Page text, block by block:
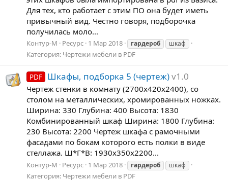
Для тех, кто работает с этим ПО она будет иметь
привычный вид. Честно говоря, подборочка
получилась моло...
Контур-М Ресурс 1 Мар 2018 гардероб шкаф
Категория: Чертежи мебели в PDF
PDF Шкафы, подборка 5 (чертеж)v1.0
Чертеж стенки в комнату (2700x420x2400), со
столом на металлических, хромированных ножках.
Ширина: 330 Глубина: 400 Высота: 1830
Комбинированный шкаф Ширина: 1800 Глубина:
230 Высота: 2200 Чертеж шкафа с рамочными
фасадами по бокам которого есть полки в виде
стеллажа. Ш*Г*В: 1930х350х2200...
Контур-М Ресурс 1 Мар 2018 гардероб шкаф
Категория: Чертежи мебели в PDF